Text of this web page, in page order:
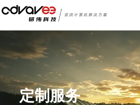
定制服务